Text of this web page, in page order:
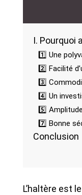
I. Pourquoi
1️⃣ Une
2️⃣ Facilité
3️⃣
4️⃣ Un
5️⃣
7️⃣ Bonne
Conclusion
L’haltère est le